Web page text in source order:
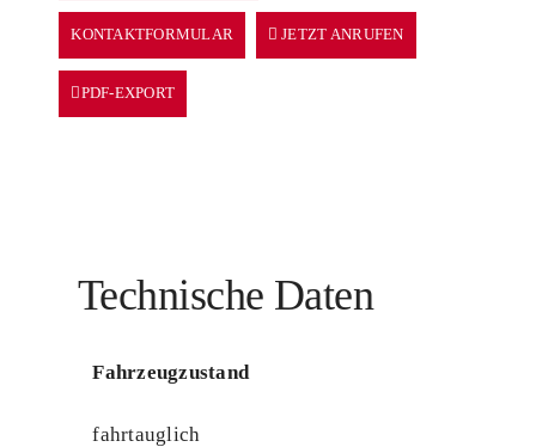
KONTAKTFORMULAR JETZT ANRUFEN
PDF-EXPORT
Technische Daten
Fahrzeugzustand
fahrtauglich